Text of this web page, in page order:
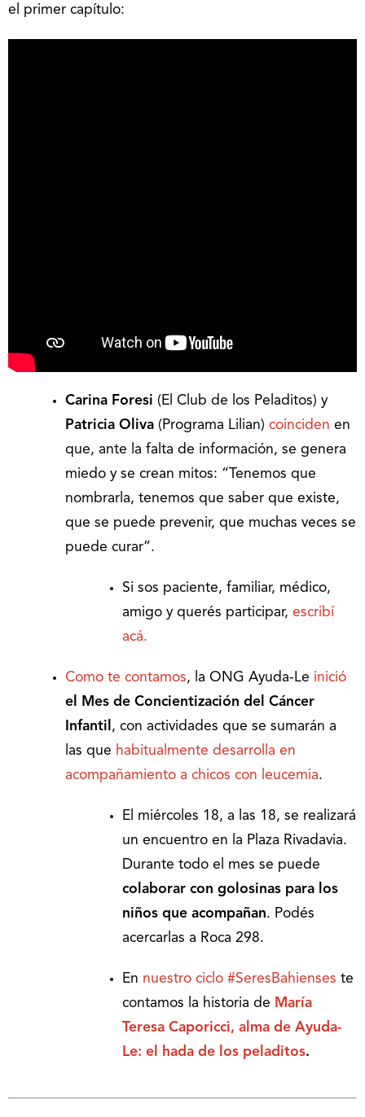
el primer capítulo:
Carina Foresi (El Club de los Peladitos) y
Patricia Oliva (Programa Lilian) coinciden en
que, ante la falta de información, se genera
miedo y se crean mitos: “Tenemos que
nombrarla, tenemos que saber que existe,
que se puede prevenir, que muchas veces se
puede curar”.
Si sos paciente, familiar, médico,
amigo y querés participar, escribí
acá.
Como te contamos, la ONG Ayuda-Le inició
el Mes de Concientización del Cáncer
Infantil , con actividades que se sumarán a
las que habitualmente desarrolla en
acompañamiento a chicos con leucemia.
El miércoles 18, a las 18, se realizará
un encuentro en la Plaza Rivadavia.
Durante todo el mes se puede
colaborar con golosinas para los
niños que acompañan. Podés
acercarlas a Roca 298.
En nuestro ciclo #SeresBahienses te
contamos la historia de María
Teresa Caporicci, alma de Ayuda-
Le: el hada de los peladitos.